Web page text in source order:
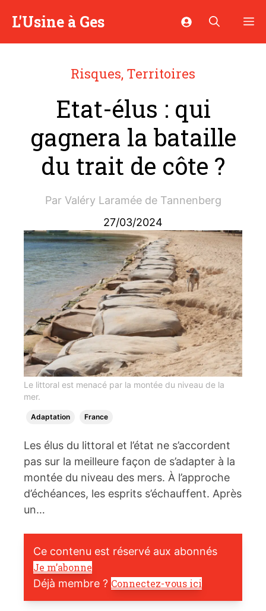
L'Usine à Ges
Risques, Territoires
Etat-élus : qui
gagnera la bataille
du trait de côte ?
Par Valéry Laramée de Tannenberg
27/03/2024
Le littoral est menacé par la montée du niveau de la
mer.
Adaptation France
Les élus du littoral et l’état ne s’accordent
pas sur la meilleure façon de s’adapter à la
montée du niveau des mers. À l’approche
d’échéances, les esprits s’échauffent. Après
un…
Ce contenu est réservé aux abonnés
Je m’abonne
Déjà membre ? Connectez-vous ici